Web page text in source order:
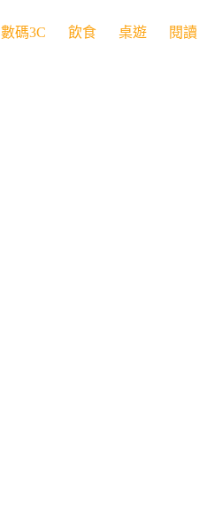
數碼3C 飲食 桌遊 閱讀